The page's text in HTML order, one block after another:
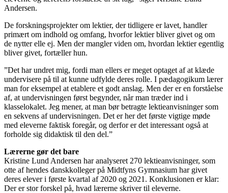
Andersen.
De forskningsprojekter om lektier, der tidligere er lavet, handler
primært om indhold og omfang, hvorfor lektier bliver givet og om
de nytter elle ej. Men der mangler viden om, hvordan lektier egentlig
bliver givet, fortæller hun.
”Det har undret mig, fordi man ellers er meget optaget af at klæde
undervisere på til at kunne udfylde deres rolle. I pædagogikum lærer
man for eksempel at etablere et godt anslag. Men der er en forståelse
af, at undervisningen først begynder, når man træder ind i
klasselokalet. Jeg mener, at man bør betragte lektieanvisninger som
en sekvens af undervisningen. Det er her det første vigtige møde
med eleverne faktisk foregår, og derfor er det interessant også at
forholde sig didaktisk til den del.”
Lærerne gør det bare
Kristine Lund Andersen har analyseret 270 lektieanvisninger, som
otte af hendes danskkolleger på Midtfyns Gymnasium har givet
deres elever i første kvartal af 2020 og 2021. Konklusionen er klar:
Der er stor forskel på, hvad lærerne skriver til eleverne.